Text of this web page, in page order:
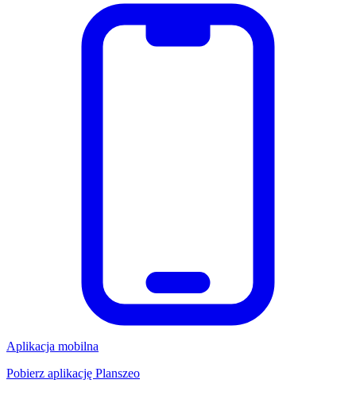
Aplikacja mobilna
Pobierz aplikację Planszeo